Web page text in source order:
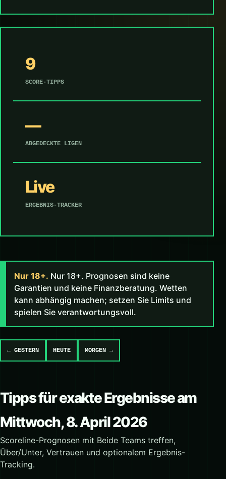
9
SCORE-TIPPS
—
ABGEDECKTE LIGEN
Live
ERGEBNIS-TRACKER
Nur 18+. Nur 18+. Prognosen sind keine
Garantien und keine Finanzberatung. Wetten
kann abhängig machen; setzen Sie Limits und
spielen Sie verantwortungsvoll.
← GESTERN HEUTE MORGEN →
Tipps für exakte Ergebnisse am
Mittwoch, 8. April 2026
Scoreline-Prognosen mit Beide Teams treffen,
Über/Unter, Vertrauen und optionalem Ergebnis-
Tracking.